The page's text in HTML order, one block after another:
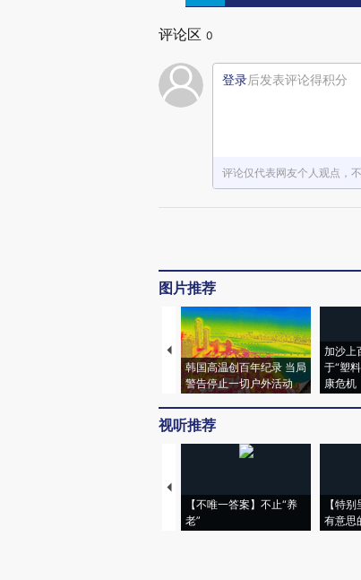
评论区 0
登录后发表评论得积分
评论仅代表网友个人观点，
图片推荐
韩国高温创百年纪录 当局
警告停止一切户外活动
加沙上
于“塑
康危机
视听推荐
【不唯一答案】不止“养
老”
【特
有意思